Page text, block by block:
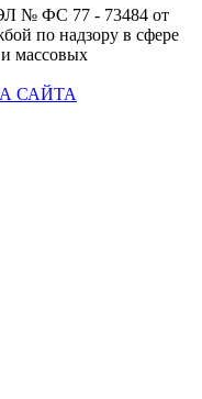
№ ФС 77 - 73484 от
по надзору в сфере
массовых
САЙТА